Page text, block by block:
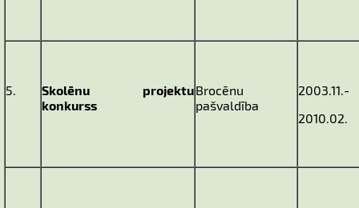
5.
Skolēnu projektu
konkurss
Brocēnu
pašvaldība
2003.11.-
2010.02.